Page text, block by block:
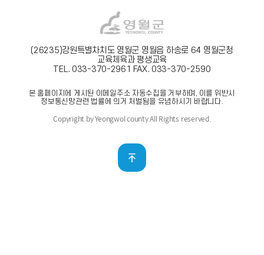
(26235)강원특별차치도 영월군 영월읍 하송로 64 영월군청
교육체육과 평생교육
TEL. 033-370-2961 FAX. 033-370-2590
본 홈페이지에 게시된 이메일주소 자동수집을 거부하며, 이를 위반시
정보통신망관련 법률에 의거 처벌됨을 유념하시기 바랍니다.
Copyright by Yeongwol county All Rights reserved.
맨위로